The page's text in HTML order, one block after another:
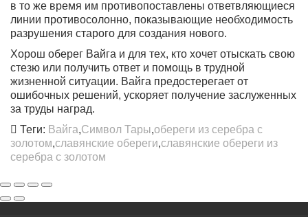
в то же время им противопоставлены ответвляющиеся
линии противосолонно, показывающие необходимость
разрушения старого для создания нового.
Хорош оберег Вайга и для тех, кто хочет отыскать свою
стезю или получить ответ и помощь в трудной
жизненной ситуации. Вайга предостерегает от
ошибочных решений, ускоряет получение заслуженных
за труды наград.
Теги: Вайга,Символ Тары,обереги из серебра с
золотом,славянские обереги,славянские обереги из
серебра с золотом